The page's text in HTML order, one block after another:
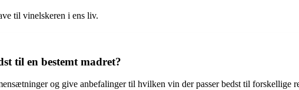
til vinelskeren i ens liv.
til en bestemt madret?
og give anbefalinger til hvilken vin der passer bedst til forskellige